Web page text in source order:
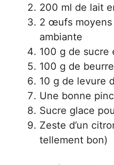
200 ml de lait
2 œufs moyens
ambiante
100 g de sucre
100 g de
10 g de levure
Une bonne
Sucre glace
Zeste d’un
tellement bon)